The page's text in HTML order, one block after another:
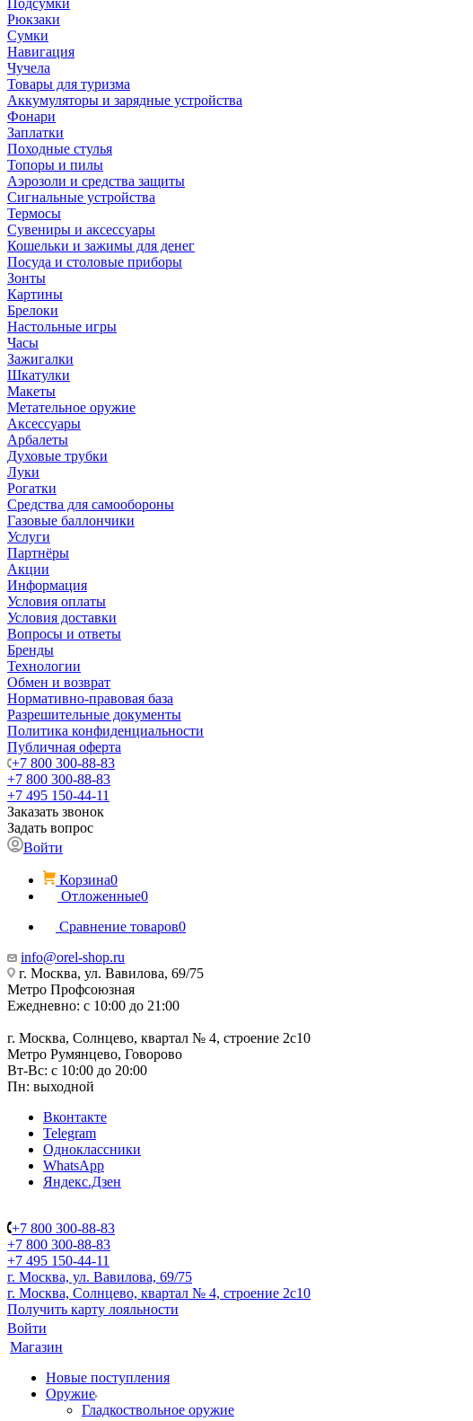
Подсумки
Рюкзаки
Сумки
Навигация
Чучела
Товары для туризма
Аккумуляторы и зарядные устройства
Фонари
Заплатки
Походные стулья
Топоры и пилы
Аэрозоли и средства защиты
Сигнальные устройства
Термосы
Сувениры и аксессуары
Кошельки и зажимы для денег
Посуда и столовые приборы
Зонты
Картины
Брелоки
Настольные игры
Часы
Зажигалки
Шкатулки
Макеты
Метательное оружие
Аксессуары
Арбалеты
Духовые трубки
Луки
Рогатки
Средства для самообороны
Газовые баллончики
Услуги
Партнёры
Акции
Информация
Условия оплаты
Условия доставки
Вопросы и ответы
Бренды
Технологии
Обмен и возврат
Нормативно-правовая база
Разрешительные документы
Политика конфиденциальности
Публичная оферта
+7 800 300-88-83
+7 800 300-88-83
+7 495 150-44-11
Заказать звонок
Задать вопрос
Войти
Корзина0
Отложенные0
Сравнение товаров0
info@orel-shop.ru
г. Москва, ул. Вавилова, 69/75
Метро Профсоюзная
Ежедневно: с 10:00 до 21:00
г. Москва, Солнцево, квартал № 4, строение 2с10
Метро Румянцево, Говорово
Вт-Вс: с 10:00 до 20:00
Пн: выходной
Вконтакте
Telegram
Одноклассники
WhatsApp
Яндекс.Дзен
+7 800 300-88-83
+7 800 300-88-83
+7 495 150-44-11
г. Москва, ул. Вавилова, 69/75
г. Москва, Солнцево, квартал № 4, строение 2с10
Получить карту лояльности
Войти
Магазин
Новые поступления
Оружие
Гладкоствольное оружие